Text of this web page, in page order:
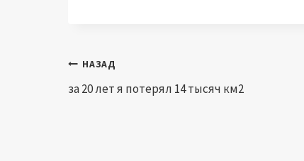
Навигация
по
НАЗАД
за 20 лет я потерял 14 тысяч км2